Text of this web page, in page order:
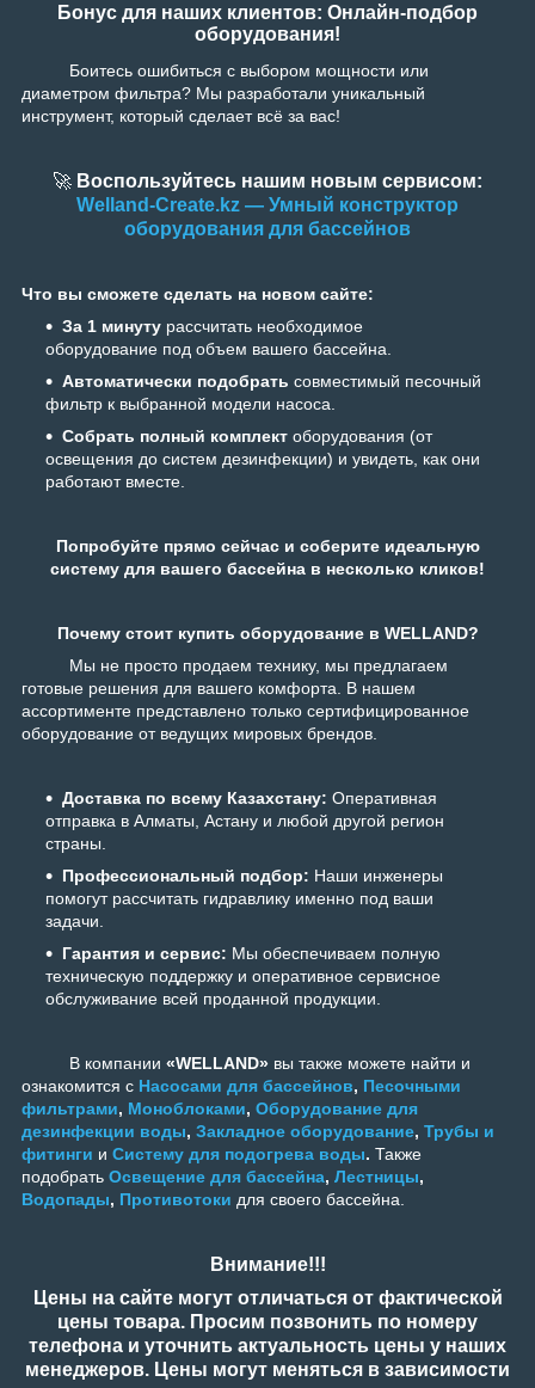
Бонус для наших клиентов: Онлайн-подбор
оборудования!
Боитесь ошибиться с выбором мощности или
диаметром фильтра? Мы разработали уникальный
инструмент, который сделает всё за вас!
🚀 Воспользуйтесь нашим новым сервисом:
Welland-Create.kz — Умный конструктор
оборудования для бассейнов
Что вы сможете сделать на новом сайте:
За 1 минуту рассчитать необходимое
оборудование под объем вашего бассейна.
Автоматически подобрать совместимый песочный
фильтр к выбранной модели насоса.
Собрать полный комплект оборудования (от
освещения до систем дезинфекции) и увидеть, как они
работают вместе.
Попробуйте прямо сейчас и соберите идеальную
систему для вашего бассейна в несколько кликов!
Почему стоит купить оборудование в WELLAND?
Мы не просто продаем технику, мы предлагаем
готовые решения для вашего комфорта. В нашем
ассортименте представлено только сертифицированное
оборудование от ведущих мировых брендов.
Доставка по всему Казахстану: Оперативная
отправка в Алматы, Астану и любой другой регион
страны.
Профессиональный подбор: Наши инженеры
помогут рассчитать гидравлику именно под ваши
задачи.
Гарантия и сервис: Мы обеспечиваем полную
техническую поддержку и оперативное сервисное
обслуживание всей проданной продукции.
В компании «WELLAND» вы также можете найти и
ознакомится с Насосами для бассейнов, Песочными
фильтрами, Моноблоками, Оборудование для
дезинфекции воды, Закладное оборудование, Трубы и
фитинги и Систему для подогрева воды. Также
подобрать Освещение для бассейна, Лестницы,
Водопады, Противотоки для своего бассейна.
Внимание!!!
Цены на сайте могут отличаться от фактической
цены товара. Просим позвонить по номеру
телефона и уточнить актуальность цены у наших
менеджеров. Цены могут меняться в зависимости